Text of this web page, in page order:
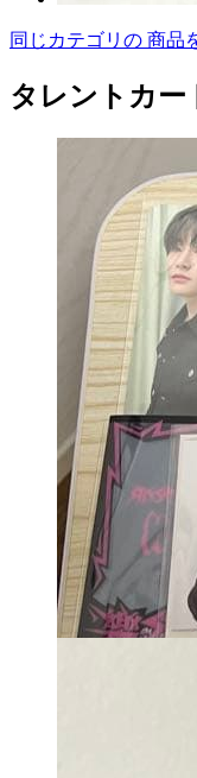
同じカテゴリの 商品
タレントカ